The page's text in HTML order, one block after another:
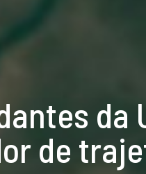
da
de